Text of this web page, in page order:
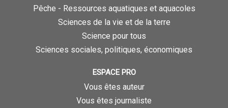
Pêche - Ressources aquatiques et aquacoles
Sciences de la vie et de la terre
Science pour tous
Sciences sociales, politiques, économiques
ESPACE PRO
Vous êtes auteur
Vous êtes journaliste